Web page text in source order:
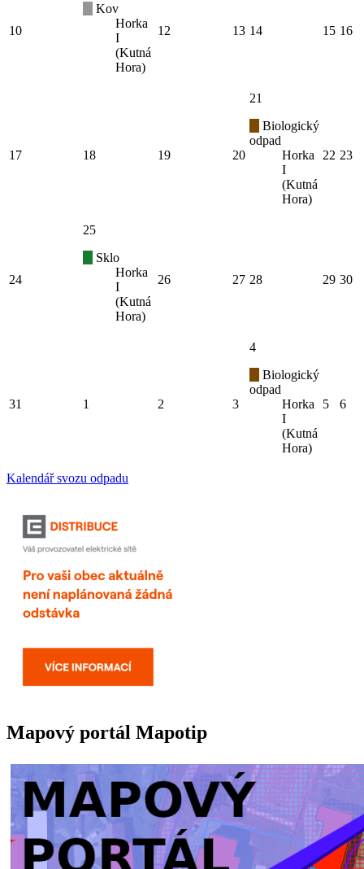
10
Kov
Horka
I
(Kutná
Hora)
12 13 14 15 16
17 18 19 20
21
Biologický
odpad
Horka
I
(Kutná
Hora)
22 23
24
25
Sklo
Horka
I
(Kutná
Hora)
26 27 28 29 30
31 1 2 3
4
Biologický
odpad
Horka
I
(Kutná
Hora)
5 6
Kalendář svozu odpadu
Mapový portál Mapotip